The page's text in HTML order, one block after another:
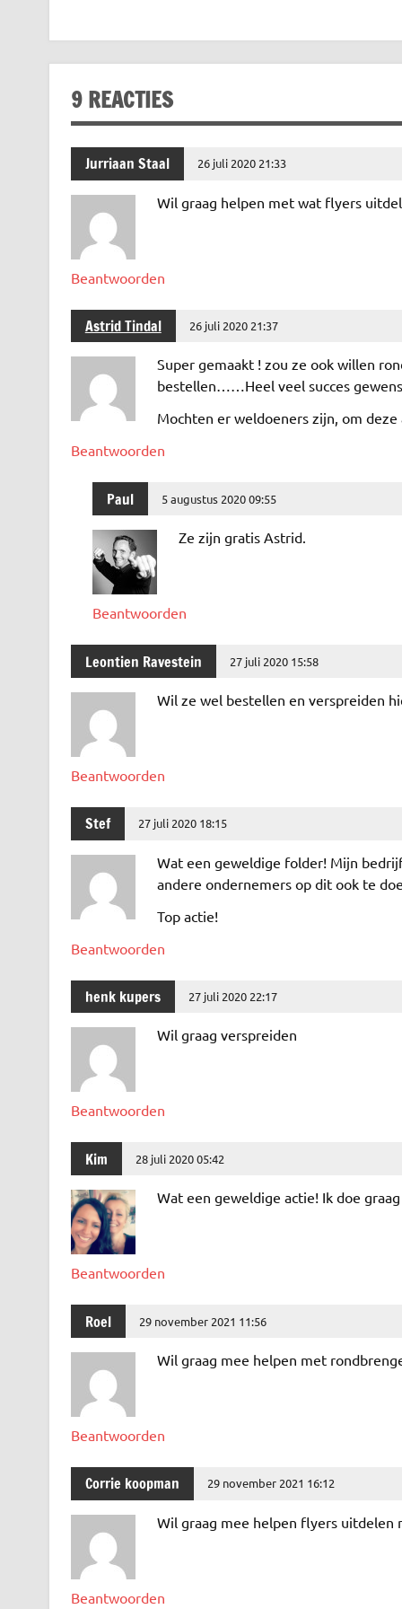
e
b
o
o
k
it
te
r
k
e
n
at
s
p
p
ai
l
e
n
9 REACTIES
Jurriaan Staal 26 juli 2020 21:33
Wil graag helpen met wat flyers
Beantwoorden
Astrid Tindal 26 juli 2020 21:37
Super gemaakt ! zou ze ook willen
bestellen……Heel veel succes
Mochten er weldoeners zijn, om
Beantwoorden
Paul 5 augustus 2020 09:55
Ze zijn gratis Astrid.
Beantwoorden
Leontien Ravestein 27 juli 2020 15:58
Wil ze wel bestellen en verspreiden
Beantwoorden
Stef 27 juli 2020 18:15
Wat een geweldige folder! Mijn
andere ondernemers op dit ook te
Top actie!
Beantwoorden
henk kupers 27 juli 2020 22:17
Wil graag verspreiden
Beantwoorden
Kim 28 juli 2020 05:42
Wat een geweldige actie! Ik doe
Beantwoorden
Roel 29 november 2021 11:56
Wil graag mee helpen met
Beantwoorden
Corrie koopman 29 november 2021 16:12
Wil graag mee helpen flyers uitdelen
Beantwoorden